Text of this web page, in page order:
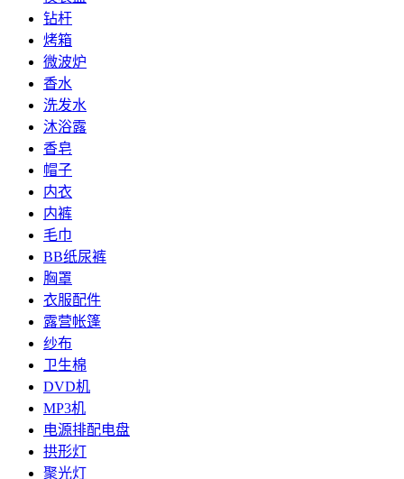
钻杆
烤箱
微波炉
香水
洗发水
沐浴露
香皂
帽子
内衣
内裤
毛巾
BB纸尿裤
胸罩
衣服配件
露营帐篷
纱布
卫生棉
DVD机
MP3机
电源排配电盘
拱形灯
聚光灯